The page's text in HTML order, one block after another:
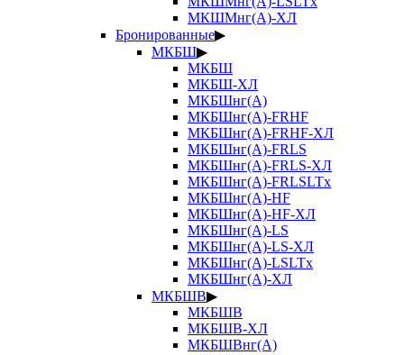
МКШМнг(А)-ХЛ
Бронированные▶
МКБШ▶
МКБШ
МКБШ-ХЛ
МКБШнг(А)
МКБШнг(А)-FRHF
МКБШнг(А)-FRHF-ХЛ
МКБШнг(А)-FRLS
МКБШнг(А)-FRLS-ХЛ
МКБШнг(А)-FRLSLTx
МКБШнг(А)-HF
МКБШнг(А)-HF-ХЛ
МКБШнг(А)-LS
МКБШнг(А)-LS-ХЛ
МКБШнг(А)-LSLTx
МКБШнг(А)-ХЛ
МКБШВ▶
МКБШВ
МКБШВ-ХЛ
МКБШВнг(А)